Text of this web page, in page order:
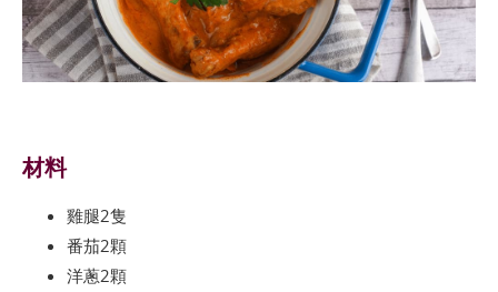
材料
雞腿2隻
番茄2顆
洋蔥2顆